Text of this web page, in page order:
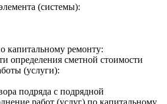
(системы):
капитальному ремонту:
определения сметной стоимости
(услуги):
подряда с подрядной